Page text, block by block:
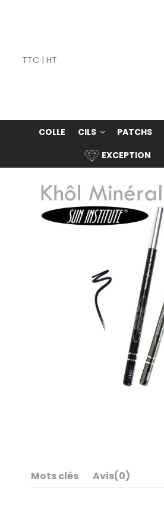
TTC | HT
COLLE CILS PATCHS
EXCEPTION
Mots clés Avis(0)